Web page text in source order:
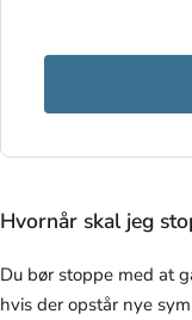
Hvornår skal jeg
Du bør stoppe med at
hvis der opstår nye